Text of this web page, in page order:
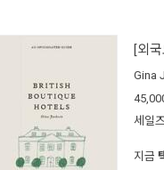
[외
Gina
세일
지금